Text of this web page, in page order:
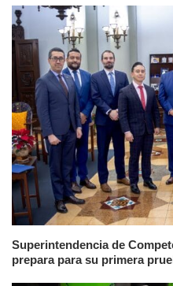
Superintendencia de
prepara para su primera